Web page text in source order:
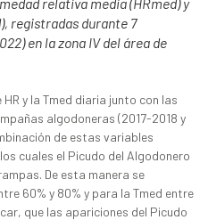
registradas durante 7
en la zona IV del área de
y la Tmed diaria junto con las
algodoneras (2017-2018 y
de estas variables
cuales el Picudo del Algodonero
De esta manera se
60% y 80% y para la Tmed entre
que las apariciones del Picudo